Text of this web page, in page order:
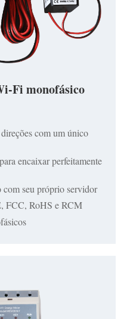
Fi monofásico
com um único
encaixar perfeitamente
com seu próprio servidor
FCC, RoHS e RCM